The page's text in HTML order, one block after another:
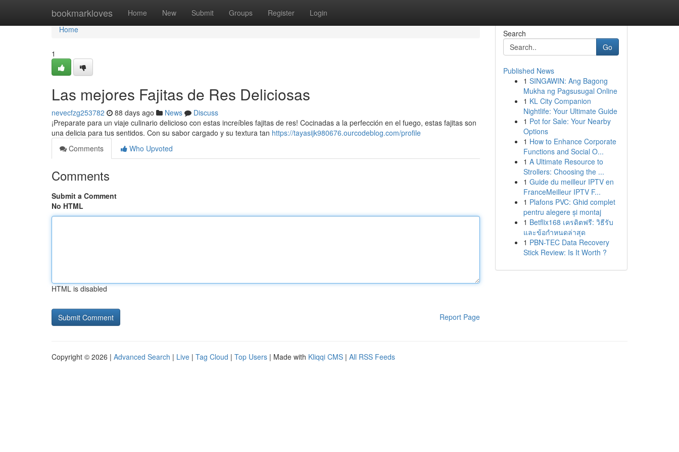
bookmarkloves Home New Submit Groups Register Login
Home
Home
1
Las mejores Fajitas de Res Deliciosas
nevecfzg253782 88 days ago News
Discuss
¡Preparate para un viaje culinario delicioso con estas increíbles fajitas de res! Cocinadas a la perfección en el fuego, estas fajitas son
una delicia para tus sentidos. Con su sabor cargado y su textura tan https://tayasijk980676.ourcodeblog.com/profile
Comments
Who Upvoted
Comments
Submit a Comment
No HTML
HTML is disabled
Report Page
Search
Go
Published News
1 SINGAWIN: Ang Bagong
Mukha ng Pagsusugal Online
1 KL City Companion
Nightlife: Your Ultimate Guide
1 Pot for Sale: Your Nearby
Options
1 How to Enhance Corporate
Functions and Social O...
1 A Ultimate Resource to
Strollers: Choosing the ...
1 Guide du meilleur IPTV en
FranceMeilleur IPTV F...
1 Plafons PVC: Ghid complet
pentru alegere și montaj
1 Betflix168 เครดิตฟรี: วิธีรับ
และข้อกำหนดล่าสุด
1 PBN-TEC Data Recovery
Stick Review: Is It Worth ?
Copyright © 2026 | Advanced Search | Live | Tag Cloud | Top Users | Made with Kliqqi CMS | All RSS Feeds